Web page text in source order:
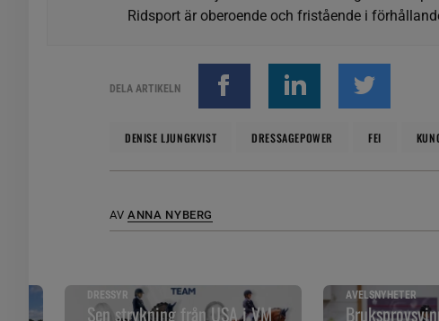
Ridsport är oberoende och fristående i
DELA ARTIKELN
DENISE LJUNGKVIST DRESSAGEPOWER FEI
AV ANNA NYBERG
DRESSYR
Sen strykning från USA i VM
AVELSNYHETER